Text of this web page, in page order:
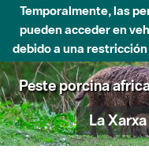
Temporalmente, las
pueden acceder en
debido a una
Peste porcina
La